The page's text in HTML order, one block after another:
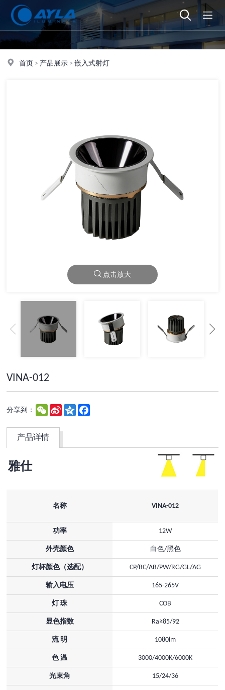
首页 >产品展示 >嵌入式射灯
点击放大
VINA-012
分享到： WeChatSina
Weibo
Qzone
产品详情
雅仕
名称 VINA-012
功率 12W
外壳颜色 白色/黑色
灯杯颜色（选配） CP/BC/AB/PW/RG/GL/AG
输入电压 165-265V
灯 珠 COB
显色指数 Ra≥85/92
流 明 1080lm
色 温 3000/4000K/6000K
光束角 15/24/36